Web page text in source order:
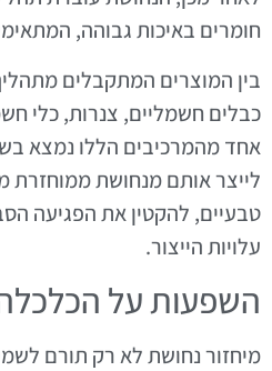
חומרים באיכות גבוהה,
בין המוצרים המתקבלים
כבלים חשמליים, צנרות, כלי
אחד מהמרכיבים הללו נמצא
לייצר אותם מנחושת
טבעיים, להקטין את הפגיעה
עלויות הייצור.
השפעות על
מיחזור נחושת לא רק תורם